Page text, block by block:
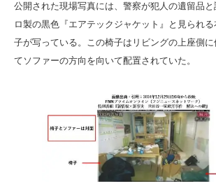
公開された現場写真には、警察が犯人の遺留品
ロ製の黒色『エアテックジャケット』と見られ
子が写っている。この椅子はリビングの上座側
てソファーの方向を向いて配置されていた。